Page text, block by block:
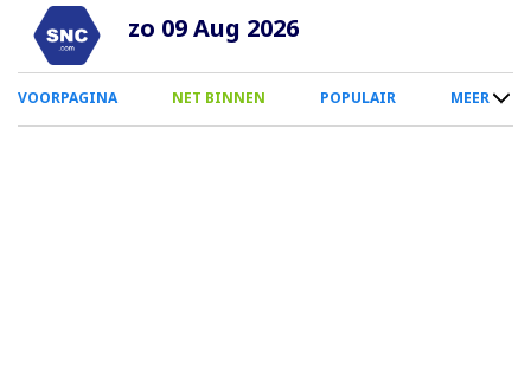
Overslaan
naar
inhoud
zo 09 Aug 2026
0
Smartphone
VOORPAGINA NET BINNEN POPULAIR MEER